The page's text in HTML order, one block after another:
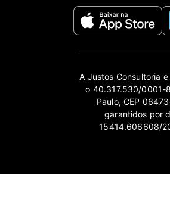
A Justos Consultoria
o 40.317.530/0001-
Paulo, CEP
garantidos por
15414.606608/